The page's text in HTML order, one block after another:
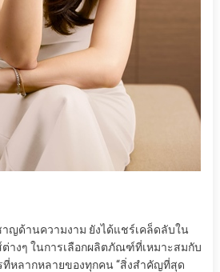
ญด้านความงาม ยังได้แชร์เคล็ดลับใน
างๆ ในการเลือกผลิตภัณฑ์ที่เหมาะสมกับ
ที่หลากหลายของทุกคน “สิ่งสำคัญที่สุด